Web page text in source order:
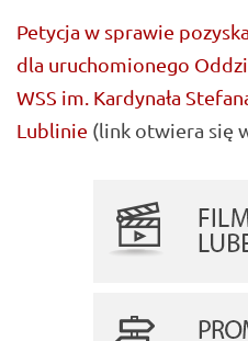
Petycja w sprawie
dla uruchomionego
WSS im. Kardynała
Lublinie (link otwiera się